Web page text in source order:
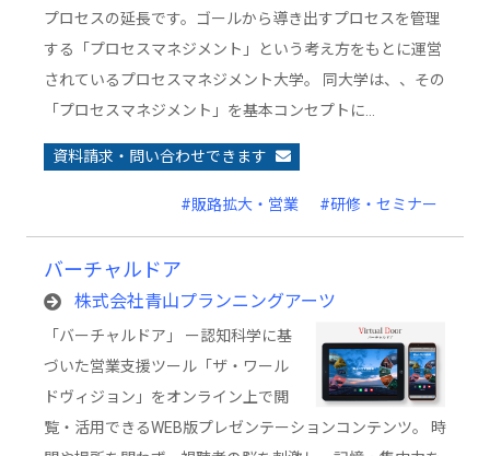
プロセスの延長です。ゴールから導き出すプロセスを管理
する「プロセスマネジメント」という考え方をもとに運営
されているプロセスマネジメント大学。 同大学は、、その
「プロセスマネジメント」を基本コンセプトに…
資料請求・問い合わせできます
#販路拡大・営業 #研修・セミナー
バーチャルドア
株式会社青山プランニングアーツ
「バーチャルドア」 ー認知科学に基
づいた営業支援ツール「ザ・ワール
ドヴィジョン」をオンライン上で閲
覧・活用できるWEB版プレゼンテーションコンテンツ。 時